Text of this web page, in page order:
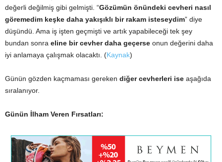
değerli değilmiş gibi gelmişti. “Gözümün önündeki cevheri nasıl
göremedim keşke daha yakışıklı bir rakam isteseydim” diye
düşündü. Ama iş işten geçmişti ve artık yapabileceği tek şey
bundan sonra eline bir cevher daha geçerse onun değerini daha
iyi anlamaya çalışmak olacaktı. (Kaynak)
Günün gözden kaçmaması gereken diğer cevherleri ise aşağıda
sıralanıyor.
Günün İlham Veren Fırsatları: